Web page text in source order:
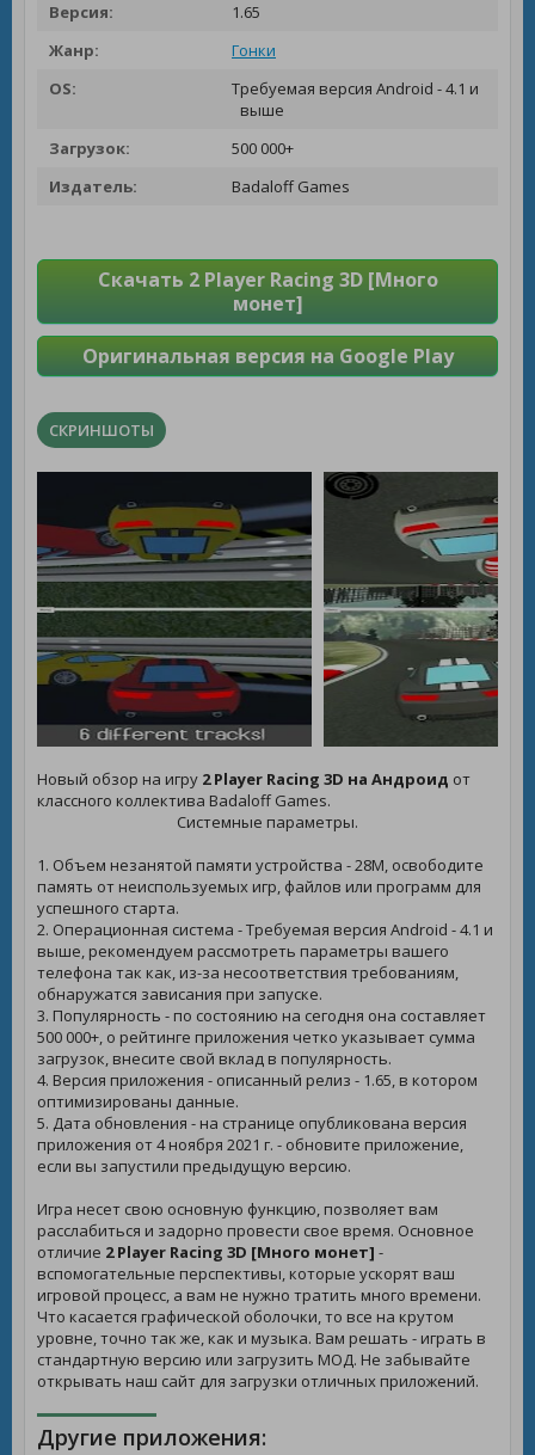
Версия:
1.65
Жанр:
Гонки
OS:
Требуемая версия Android - 4.1 и
выше
Загрузок:
500 000+
Издатель:
Badaloff Games
Скачать 2 Player Racing 3D [Много
монет]
Оригинальная версия на Google Play
СКРИНШОТЫ
Новый обзор на игру 2 Player Racing 3D на Андроид от
классного коллектива Badaloff Games.
Системные параметры.
1. Объем незанятой памяти устройства - 28M, освободите
память от неиспользуемых игр, файлов или программ для
успешного старта.
2. Операционная система - Требуемая версия Android - 4.1 и
выше, рекомендуем рассмотреть параметры вашего
телефона так как, из-за несоответствия требованиям,
обнаружатся зависания при запуске.
3. Популярность - по состоянию на сегодня она составляет
500 000+, о рейтинге приложения четко указывает сумма
загрузок, внесите свой вклад в популярность.
4. Версия приложения - описанный релиз - 1.65, в котором
оптимизированы данные.
5. Дата обновления - на странице опубликована версия
приложения от 4 ноября 2021 г. - обновите приложение,
если вы запустили предыдущую версию.
Игра несет свою основную функцию, позволяет вам
расслабиться и задорно провести свое время. Основное
отличие 2 Player Racing 3D [Много монет] -
вспомогательные перспективы, которые ускорят ваш
игровой процесс, а вам не нужно тратить много времени.
Что касается графической оболочки, то все на крутом
уровне, точно так же, как и музыка. Вам решать - играть в
стандартную версию или загрузить МОД. Не забывайте
открывать наш сайт для загрузки отличных приложений.
Другие приложения: